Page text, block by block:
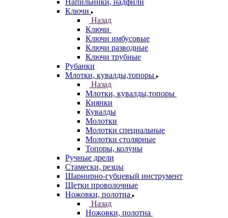
Напильники, надфили
Ключи
Назад
Ключи
Ключи имбусовые
Ключи разводные
Ключи трубные
Рубанки
Млотки, кувалды,топоры
Назад
Млотки, кувалды,топоры
Киянки
Кувалды
Молотки
Молотки специальные
Молотки столярные
Топоры, колуны
Ручные дрели
Стамески, резцы
Шарнирно-губцевый инструмент
Щетки проволочные
Ножовки, полотна
Назад
Ножовки, полотна